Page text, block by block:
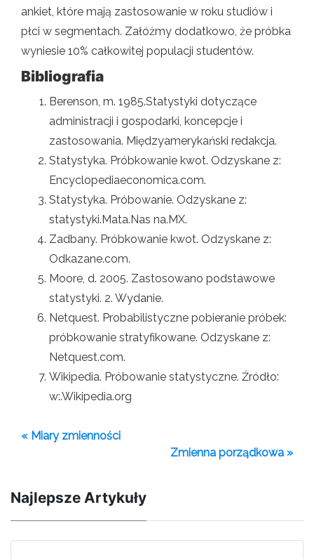
ankiet, które mają zastosowanie w roku studiów i
płci w segmentach. Załóżmy dodatkowo, że próbka
wyniesie 10% całkowitej populacji studentów.
Bibliografia
Berenson, m. 1985.Statystyki dotyczące
administracji i gospodarki, koncepcje i
zastosowania. Międzyamerykański redakcja.
Statystyka. Próbkowanie kwot. Odzyskane z:
Encyclopediaeconomica.com.
Statystyka. Próbowanie. Odzyskane z:
statystyki.Mata.Nas na.MX.
Zadbany. Próbkowanie kwot. Odzyskane z:
Odkazane.com.
Moore, d. 2005. Zastosowano podstawowe
statystyki. 2. Wydanie.
Netquest. Probabilistyczne pobieranie próbek:
próbkowanie stratyfikowane. Odzyskane z:
Netquest.com.
Wikipedia. Próbowanie statystyczne. Źródło:
w:.Wikipedia.org
« Miary zmienności
Zmienna porządkowa »
Najlepsze Artykuły